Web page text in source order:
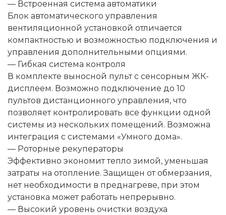
— Встроенная система автоматики
Блок автоматического управления
вентиляционной установкой отличается
компактностью и возможностью подключения и
управления дополнительными опциями.
— Гибкая система контроля
В комплекте выносной пульт с сенсорным ЖК-
дисплеем. Возможно подключение до 10
пультов дистанционного управления, что
позволяет контролировать все функции одной
системы из нескольких помещений. Возможна
интеграция с системами «Умного дома».
— Роторные рекуператоры
Эффективно экономит тепло зимой, уменьшая
затраты на отопление. Защищен от обмерзания,
нет необходимости в преднагреве, при этом
установка может работать непрерывно.
— Высокий уровень очистки воздуха